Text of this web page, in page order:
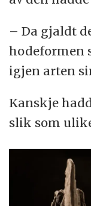
– Da gjaldt
hodeformen
igjen arten
Kanskje
slik som